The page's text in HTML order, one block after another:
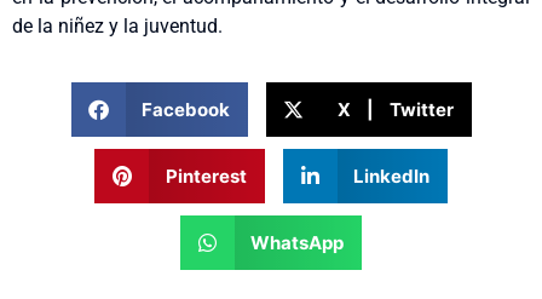
de la niñez y la juventud.
Facebook X | Twitter
Pinterest LinkedIn
WhatsApp